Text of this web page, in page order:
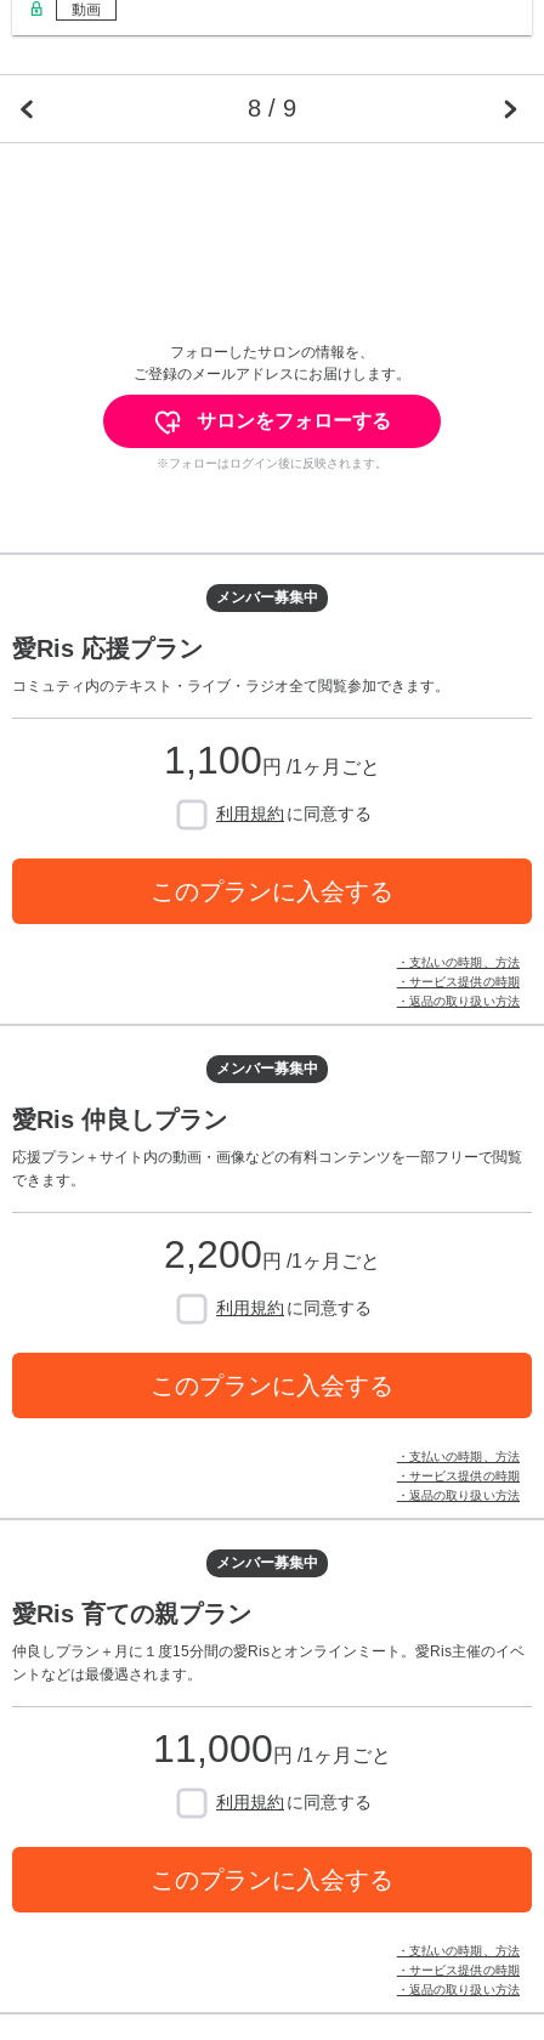
動画
8 / 9
フォローしたサロンの情報を、
ご登録のメールアドレスにお届けします。
サロンをフォローする
※フォローはログイン後に反映されます。
メンバー募集中
愛Ris 応援プラン
コミュティ内のテキスト・ライブ・ラジオ全て閲覧参加できます。
1,100円 /1ヶ月ごと
利用規約 に同意する
このプランに入会する
・支払いの時期、方法
・サービス提供の時期
・返品の取り扱い方法
メンバー募集中
愛Ris 仲良しプラン
応援プラン＋サイト内の動画・画像などの有料コンテンツを一部フリーで閲覧
できます。
2,200円 /1ヶ月ごと
利用規約 に同意する
このプランに入会する
・支払いの時期、方法
・サービス提供の時期
・返品の取り扱い方法
メンバー募集中
愛Ris 育ての親プラン
仲良しプラン＋月に１度15分間の愛Risとオンラインミート。愛Ris主催のイベ
ントなどは最優遇されます。
11,000円 /1ヶ月ごと
利用規約 に同意する
このプランに入会する
・支払いの時期、方法
・サービス提供の時期
・返品の取り扱い方法